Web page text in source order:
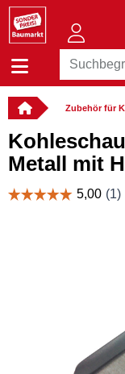
Zubehör für
Metall mit